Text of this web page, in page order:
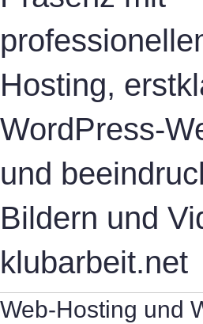
Hosting,
WordPress-
und
Bildern und
klubarbeit.net
Web-Hosting und